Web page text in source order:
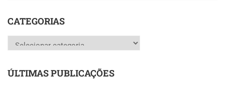
CATEGORIAS
Categorias
ÚLTIMAS PUBLICAÇÕES